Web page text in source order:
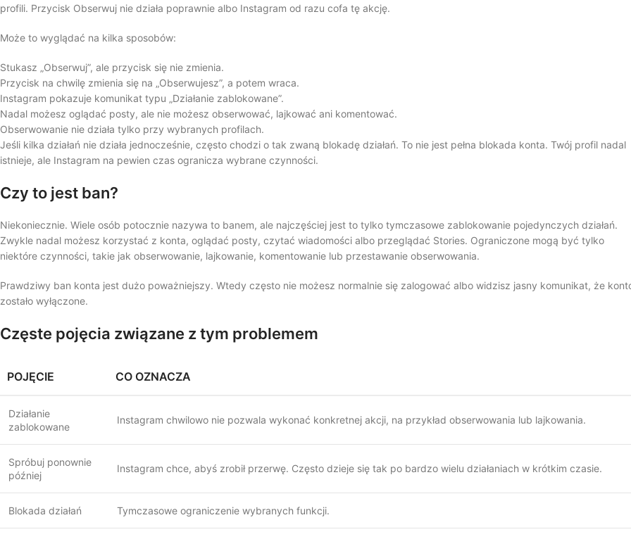
profili. Przycisk Obserwuj nie działa poprawnie albo Instagram od razu cofa tę akcję.
Może to wyglądać na kilka sposobów:
Stukasz „Obserwuj”, ale przycisk się nie zmienia.
Przycisk na chwilę zmienia się na „Obserwujesz”, a potem wraca.
Instagram pokazuje komunikat typu „Działanie zablokowane”.
Nadal możesz oglądać posty, ale nie możesz obserwować, lajkować ani komentować.
Obserwowanie nie działa tylko przy wybranych profilach.
Jeśli kilka działań nie działa jednocześnie, często chodzi o tak zwaną blokadę działań. To nie jest pełna blokada konta. Twój profil nadal
istnieje, ale Instagram na pewien czas ogranicza wybrane czynności.
Czy to jest ban?
Niekoniecznie. Wiele osób potocznie nazywa to banem, ale najczęściej jest to tylko tymczasowe zablokowanie pojedynczych działań.
Zwykle nadal możesz korzystać z konta, oglądać posty, czytać wiadomości albo przeglądać Stories. Ograniczone mogą być tylko
niektóre czynności, takie jak obserwowanie, lajkowanie, komentowanie lub przestawanie obserwowania.
Prawdziwy ban konta jest dużo poważniejszy. Wtedy często nie możesz normalnie się zalogować albo widzisz jasny komunikat, że
zostało wyłączone.
Częste pojęcia związane z tym problemem
POJĘCIE CO OZNACZA
Działanie
zablokowane
Instagram chwilowo nie pozwala wykonać konkretnej akcji, na przykład obserwowania lub lajkowania.
Spróbuj ponownie
później
Instagram chce, abyś zrobił przerwę. Często dzieje się tak po bardzo wielu działaniach w krótkim czasie.
Blokada działań Tymczasowe ograniczenie wybranych funkcji.